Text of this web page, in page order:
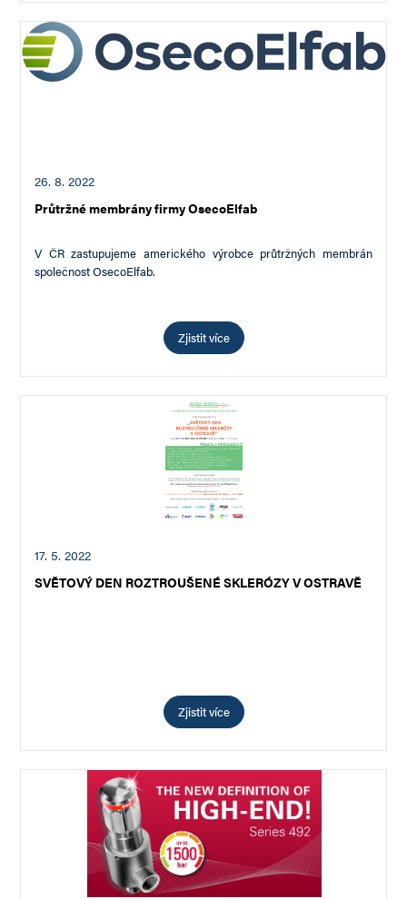
26. 8. 2022
Průtržné membrány firmy OsecoElfab
V ČR zastupujeme amerického výrobce průtržných membrán
společnost OsecoElfab.
Zjistit více
17. 5. 2022
SVĚTOVÝ DEN ROZTROUŠENÉ SKLERÓZY V OSTRAVĚ
Zjistit více